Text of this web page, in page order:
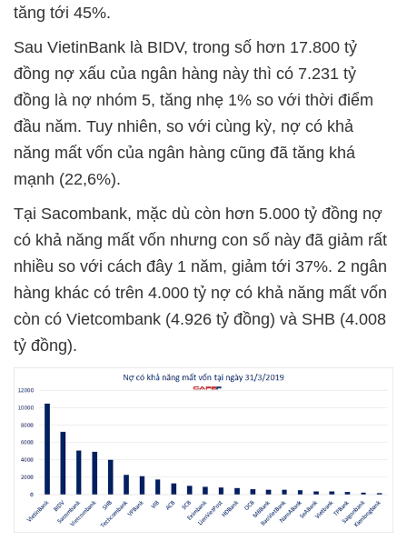
tăng tới 45%.
Sau VietinBank là BIDV, trong số hơn 17.800 tỷ
đồng nợ xấu của ngân hàng này thì có 7.231 tỷ
đồng là nợ nhóm 5, tăng nhẹ 1% so với thời điểm
đầu năm. Tuy nhiên, so với cùng kỳ, nợ có khả
năng mất vốn của ngân hàng cũng đã tăng khá
mạnh (22,6%).
Tại Sacombank, mặc dù còn hơn 5.000 tỷ đồng nợ
có khả năng mất vốn nhưng con số này đã giảm rất
nhiều so với cách đây 1 năm, giảm tới 37%. 2 ngân
hàng khác có trên 4.000 tỷ nợ có khả năng mất vốn
còn có Vietcombank (4.926 tỷ đồng) và SHB (4.008
tỷ đồng).